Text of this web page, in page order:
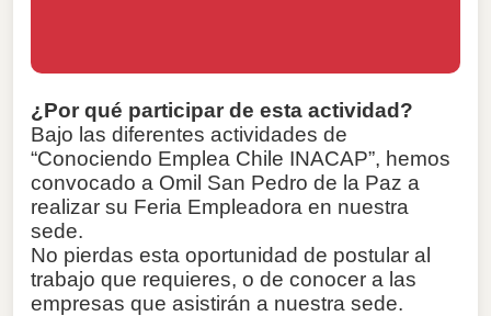
¿Por qué participar de esta actividad?
Bajo las diferentes actividades de
“Conociendo Emplea Chile INACAP”, hemos
convocado a Omil San Pedro de la Paz a
realizar su Feria Empleadora en nuestra
sede.
No pierdas esta oportunidad de postular al
trabajo que requieres, o de conocer a las
empresas que asistirán a nuestra sede.